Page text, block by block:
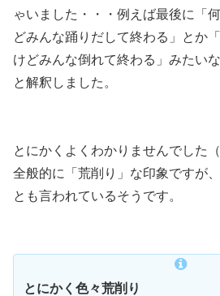
ゃいました・・・例えば最後に「
どみんな踊りだして終わる」とか
けどみんな倒れて終わる」みたい
と解釈しました。
とにかくよくわかりませんでした（
全般的に「荒削り」な印象ですが
とも言われているそうです。
とにかく色々荒削り